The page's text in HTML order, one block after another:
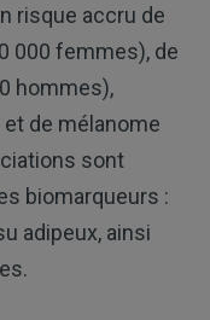
risque accru de
000 femmes), de
hommes),
de mélanome
sont
biomarqueurs :
adipeux, ainsi